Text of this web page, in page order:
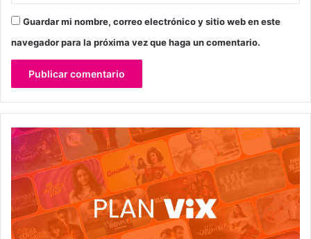
Guardar mi nombre, correo electrónico y sitio web en este
navegador para la próxima vez que haga un comentario.